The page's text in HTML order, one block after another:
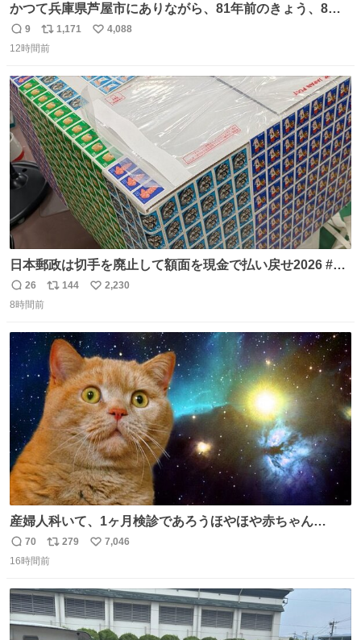
かつて兵庫県芦屋市にありながら、81年前のきょう、8月6
日の阪神大空襲の折に残念ながら焼失した、 #ゴッホ の幻
の「 #ヒマワリ 」。 当館は、東京都にある武者小路実篤記
り陶板で原寸大に再現し、2014年より展示しています。 #
大塚国際美術館
返
信
9
リ
ポ
ト
数
1,171
い
数
4,088
12時間前
日本郵政は切手を廃止して額面を現金で払い戻せ2026 #日
本郵政 @JapanPostHD_PR
返
信
26
リ
ト
数
144
い
数
2,230
8時間前
産婦人科いて、1ヶ月検診であろうほやほや赤ちゃん👩‍🍼
と推定2,3歳の女の子👧🏻をワンオペで連れてるママがいる
のだけども 女の子ずっとママの側から離れない…⁉️ 手を繋
たいにﾄﾃﾄﾃついてってるし逃走しないし脱走しないし逃げ
ないし走ら文字数
返
信
70
リ
ポ
ト
数
279
い
数
7,046
16時間前